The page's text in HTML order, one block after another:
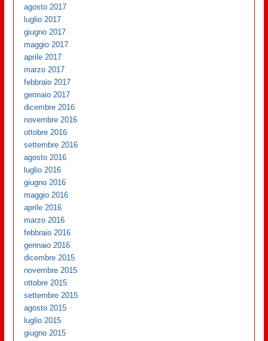
agosto 2017
luglio 2017
giugno 2017
maggio 2017
aprile 2017
marzo 2017
febbraio 2017
gennaio 2017
dicembre 2016
novembre 2016
ottobre 2016
settembre 2016
agosto 2016
luglio 2016
giugno 2016
maggio 2016
aprile 2016
marzo 2016
febbraio 2016
gennaio 2016
dicembre 2015
novembre 2015
ottobre 2015
settembre 2015
agosto 2015
luglio 2015
giugno 2015